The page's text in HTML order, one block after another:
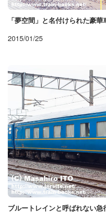
「夢空間」と名付けられた豪
2015/01/25
ブルートレインと呼ばれない